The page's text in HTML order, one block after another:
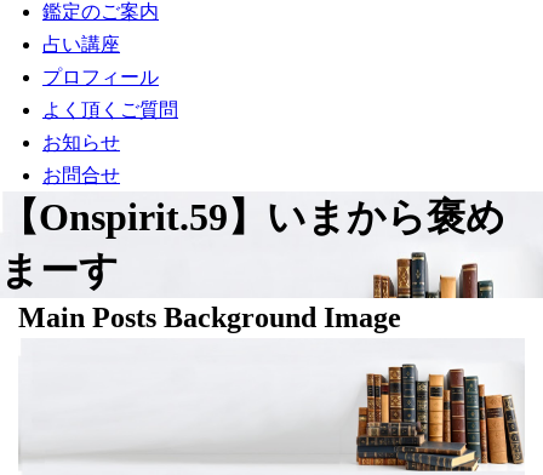
鑑定のご案内
占い講座
プロフィール
よく頂くご質問
お知らせ
お問合せ
【Onspirit.59】いまから褒め
まーす
Main Posts Background Image